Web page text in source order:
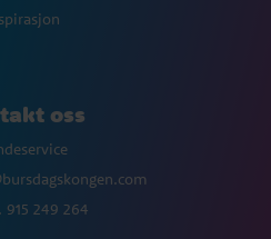
oss
915 249 264